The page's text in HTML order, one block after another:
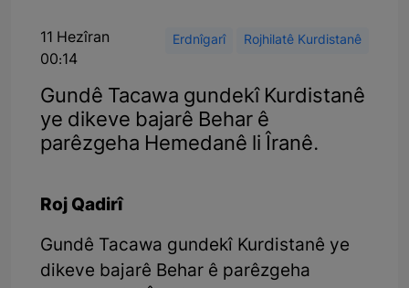
11 Hezîran
00:14
Erdnîgarî Rojhilatê Kurdistanê
Gundê Tacawa gundekî Kurdistanê
ye dikeve bajarê Behar ê
parêzgeha Hemedanê li Îranê.
Roj Qadirî
Gundê Tacawa gundekî Kurdistanê ye
dikeve bajarê Behar ê parêzgeha